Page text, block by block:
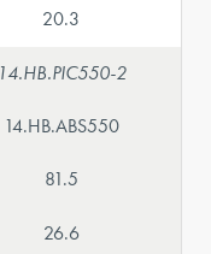
20.3
14.HB.PIC550-2
14.HB.ABS550
81.5
26.6